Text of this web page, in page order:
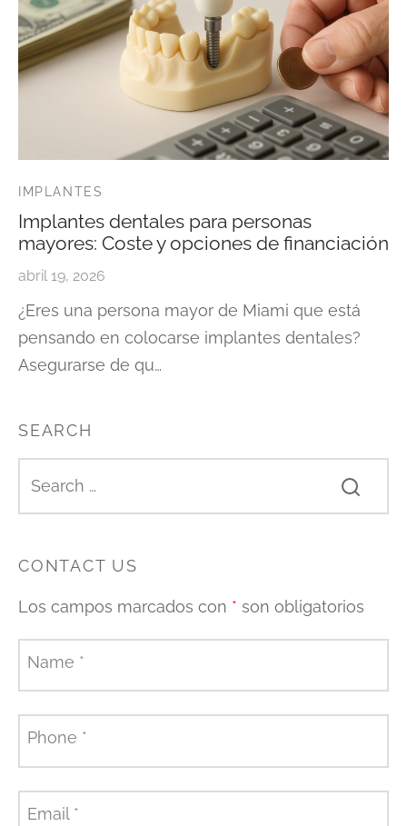
IMPLANTES
Implantes dentales para personas
mayores: Coste y opciones de financiación
abril 19, 2026
¿Eres una persona mayor de Miami que está
pensando en colocarse implantes dentales?
Asegurarse de qu…
SEARCH
CONTACT US
Los campos marcados con * son obligatorios
Name *
Phone *
Email *